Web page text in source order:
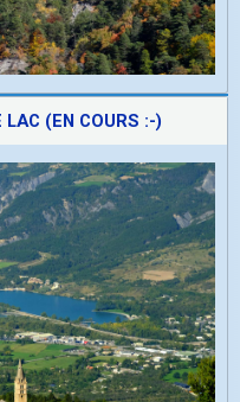
LAC (EN COURS :-)